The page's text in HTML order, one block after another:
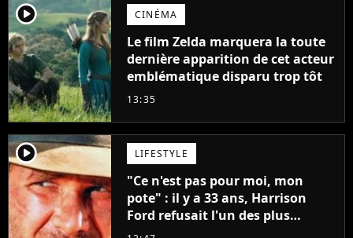
player2 CINÉMA
Le film Zelda marquera la toute
dernière apparition de cet acteur
emblématique disparu trop tôt
13:35
player2 LIFESTYLE
"Ce n'est pas pour moi, mon
pote" : il y a 33 ans, Harrison
Ford refusait l'un des plus
grands succès de tous les temps